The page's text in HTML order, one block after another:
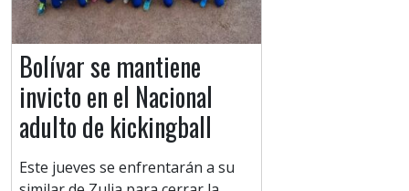
Bolívar se mantiene
invicto en el Nacional
adulto de kickingball
Este jueves se enfrentarán a su